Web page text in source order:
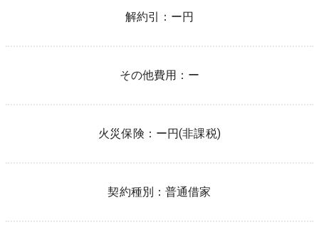
解約引： ー円
その他費用： ー
火災保険： ー円(非課税)
契約種別：普通借家